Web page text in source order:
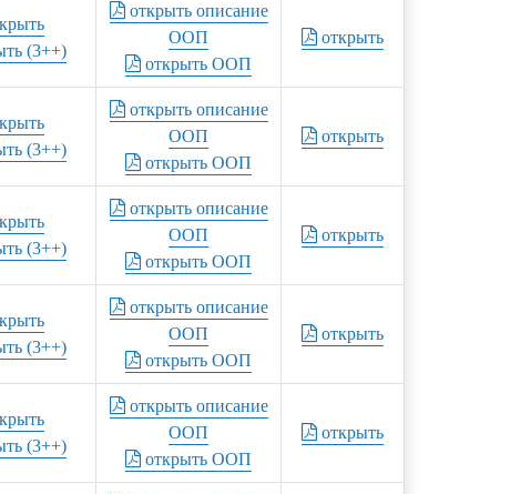
(3++)
открыть описание
ООП
открыть ООП
открыть
(3++)
открыть описание
ООП
открыть ООП
открыть
(3++)
открыть описание
ООП
открыть ООП
открыть
(3++)
открыть описание
ООП
открыть ООП
открыть
(3++)
открыть описание
ООП
открыть ООП
открыть